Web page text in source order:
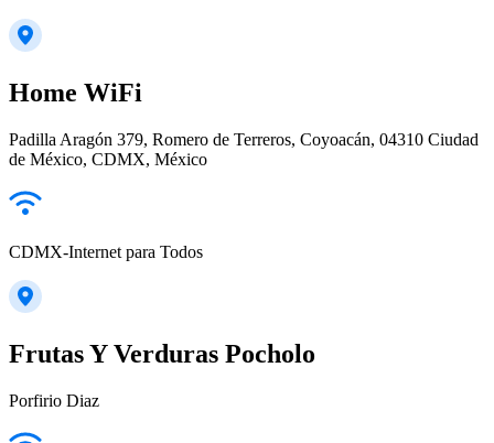
Home WiFi
Padilla Aragón 379, Romero de Terreros, Coyoacán, 04310 Ciudad
de México, CDMX, México
CDMX-Internet para Todos
Frutas Y Verduras Pocholo
Porfirio Diaz